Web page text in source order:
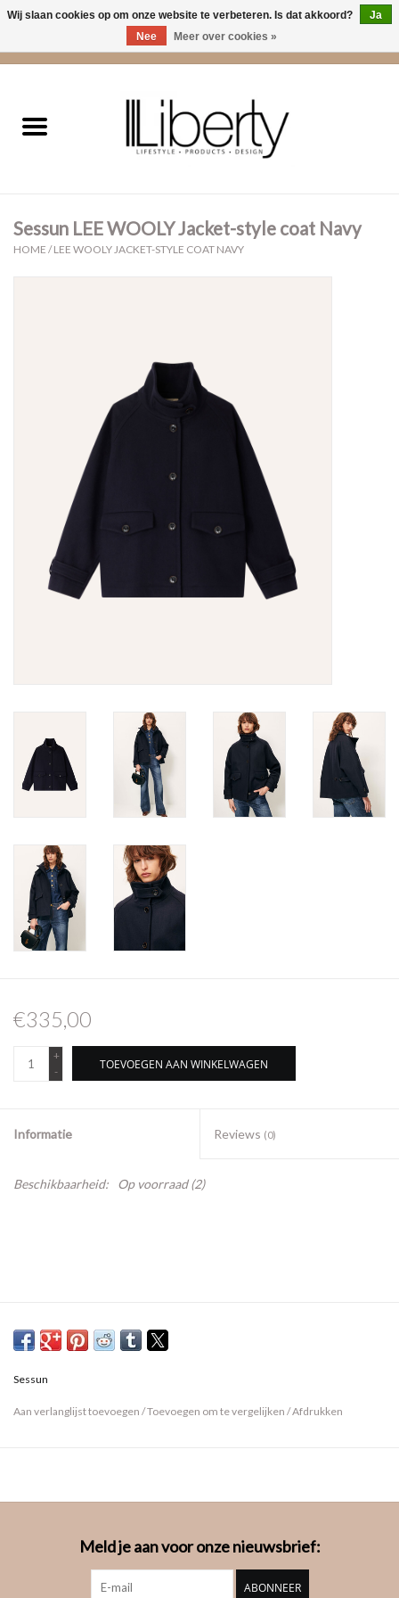
Kleding
Cadeaus
Sessun LEE WOOLY Jacket-style coat Navy
HOME /LEE WOOLY JACKET-STYLE COAT NAVY
€335,00
+
-
TOEVOEGEN AAN WINKELWAGEN
Informatie Reviews (0)
Beschikbaarheid: Op voorraad(2)
Sessun
Aan verlanglijst toevoegen /Toevoegen om te vergelijken /Afdrukken
Meld je aan voor onze nieuwsbrief:
ABONNEER
Wij slaan cookies op om onze website te verbeteren. Is dat akkoord?
Ja
Nee
Meer over cookies »